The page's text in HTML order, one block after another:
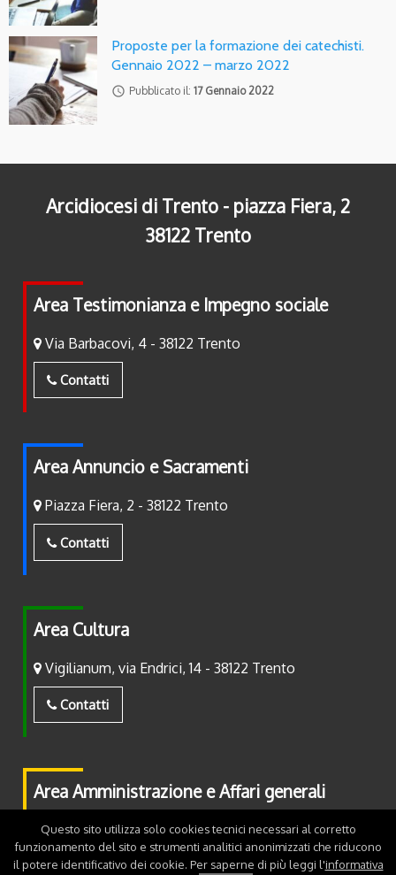
Proposte per la formazione dei catechisti.
Gennaio 2022 – marzo 2022
access_time Pubblicato il: 17 Gennaio 2022
Arcidiocesi di Trento - piazza Fiera, 2
38122 Trento
Area Testimonianza e Impegno sociale
Via Barbacovi, 4 - 38122 Trento
Contatti
Area Annuncio e Sacramenti
Piazza Fiera, 2 - 38122 Trento
Contatti
Area Cultura
Vigilianum, via Endrici, 14 - 38122 Trento
Contatti
Area Amministrazione e Affari generali
Piazza Fiera, 2 - 38122 Trento
Contatti
Questo sito utilizza solo cookies tecnici necessari al corretto
funzionamento del sito e strumenti analitici anonimizzati che riducono
il potere identificativo dei cookie. Per saperne di più leggi l'informativa